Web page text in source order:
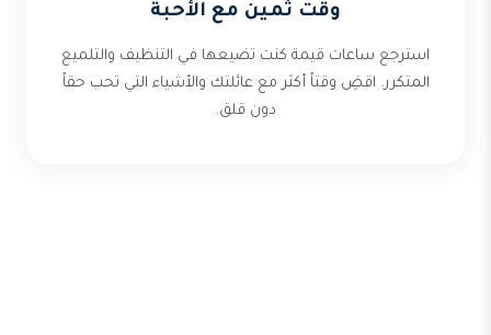
وقت ثمين مع الأحبة
استرجع ساعات قيمة كنت تضيعها في التنظيف والتلميع
المتكرر. اقضِ وقتاً أكثر مع عائلتك والأشياء التي تحب حقاً
دون قلق.